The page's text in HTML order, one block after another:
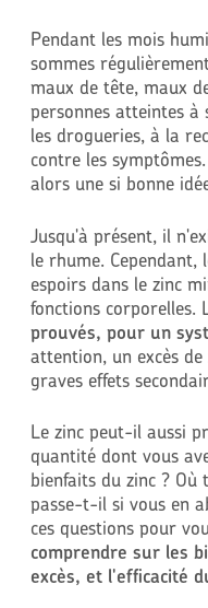
Pendant les mois
sommes
maux de tête, maux
personnes atteintes à
les drogueries, à la
contre les
alors une si bonne
Jusqu'à présent, il
le rhume. Cependant,
espoirs dans le zinc
fonctions corporelles.
prouvés, pour un
attention, un excès
graves effets
Le zinc peut-il aussi
quantité dont vous
bienfaits du zinc ? Où
passe-t-il si vous en
ces questions pour
comprendre sur les
excès, et l'efficacité